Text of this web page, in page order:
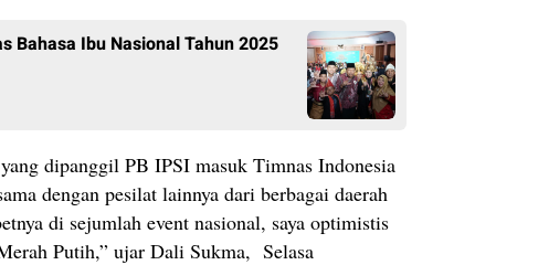
Bahasa Ibu Nasional Tahun 2025
dipanggil PB IPSI masuk Timnas Indonesia
dengan pesilat lainnya dari berbagai daerah
di sejumlah event nasional, saya optimistis
Putih,” ujar Dali Sukma, Selasa